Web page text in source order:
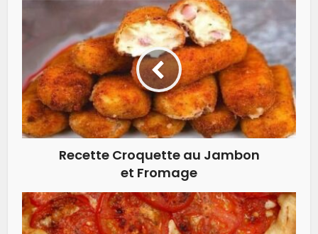
Recette Croquette au Jambon
et Fromage